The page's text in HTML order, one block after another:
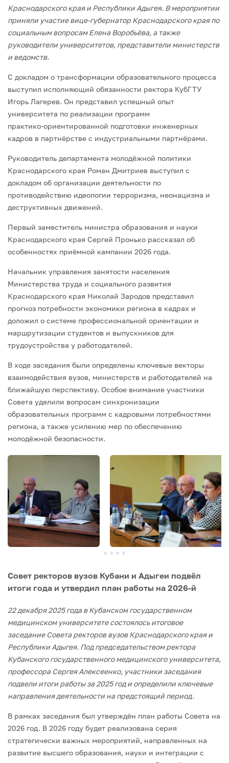
Краснодарского края и Республики Адыгея. В мероприятии
приняли участие вице‑губернатор Краснодарского края по
социальным вопросам Елена Воробьёва, а также
руководители университетов, представители министерств
и ведомств.
С докладом о трансформации образовательного процесса
выступил исполняющий обязанности ректора КубГТУ
Игорь Лагерев. Он представил успешный опыт
университета по реализации программ
практико‑ориентированной подготовки инженерных
кадров в партнёрстве с индустриальными партнёрами.
Руководитель департамента молодёжной политики
Краснодарского края Роман Дмитриев выступил с
докладом об организации деятельности по
противодействию идеологии терроризма, неонацизма и
деструктивных движений.
Первый заместитель министра образования и науки
Краснодарского края Сергей Пронько рассказал об
особенностях приёмной кампании 2026 года.
Начальник управления занятости населения
Министерства труда и социального развития
Краснодарского края Николай Зародов представил
прогноз потребности экономики региона в кадрах и
доложил о системе профессиональной ориентации и
маршрутизации студентов и выпускников для
трудоустройства у работодателей.
В ходе заседания были определены ключевые векторы
взаимодействия вузов, министерств и работодателей на
ближайшую перспективу. Особое внимание участники
Совета уделили вопросам синхронизации
образовательных программ с кадровыми потребностями
региона, а также усилению мер по обеспечению
молодёжной безопасности.
Совет ректоров вузов Кубани и Адыгеи подвёл
итоги года и утвердил план работы на 2026‑й
22 декабря 2025 года в Кубанском государственном
медицинском университете состоялось итоговое
заседание Совета ректоров вузов Краснодарского края и
Республики Адыгея. Под председательством ректора
Кубанского государственного медицинского университета,
профессора Сергея Алексеенко, участники заседания
подвели итоги работы за 2025 год и определили ключевые
направления деятельности на предстоящий период.
В рамках заседания был утверждён план работы Совета на
2026 год. В 2026 году будет реализована серия
стратегически важных мероприятий, направленных на
развитие высшего образования, науки и интеграции с